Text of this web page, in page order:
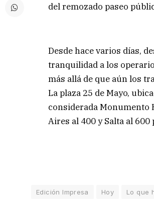
del remozado paseo
Desde hace varios días,
tranquilidad a los
más allá de que aún los
La plaza 25 de Mayo,
considerada Monumento
Aires al 400 y Salta al
Edición Impresa Hoy Lo que